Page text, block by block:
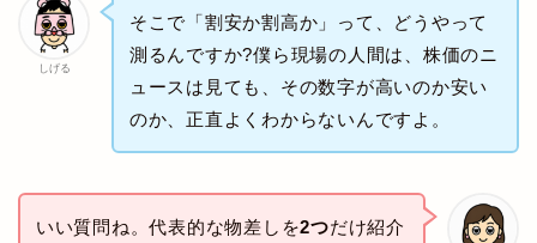
しげる
そこで「割安か割高か」って、どうやって
測るんですか?僕ら現場の人間は、株価のニ
ュースは見ても、その数字が高いのか安い
のか、正直よくわからないんですよ。
いい質問ね。代表的な物差しを2つだけ紹介